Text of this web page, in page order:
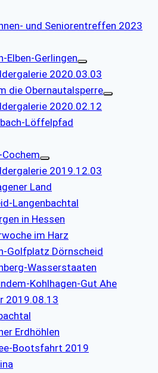
und Seniorentreffen 2023
Elben-Gerlingen
2020.03.03
die Obernautalsperre
2020.02.12
Löffelpfad
2019.12.03
Land
Langenbachtal
in Hessen
im Harz
Golfplatz Dörnscheid
Wasserstaaten
Kohlhagen-Gut Ahe
2019.08.13
Erdhöhlen
Bootsfahrt 2019